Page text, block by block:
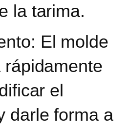
la tarima.
El molde
el
darle forma a